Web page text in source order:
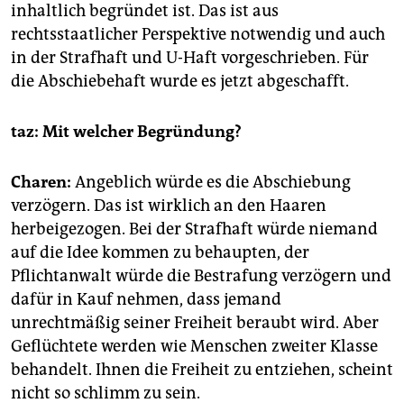
inhaltlich begründet ist. Das ist aus
rechtsstaatlicher Perspektive notwendig und auch
in der Strafhaft und U-Haft vorgeschrieben. Für
die Abschiebehaft wurde es jetzt abgeschafft.
taz: Mit welcher Begründung?
Charen: Angeblich würde es die Abschiebung
verzögern. Das ist wirklich an den Haaren
herbeigezogen. Bei der Strafhaft würde niemand
auf die Idee kommen zu behaupten, der
Pflichtanwalt würde die Bestrafung verzögern und
dafür in Kauf nehmen, dass jemand
unrechtmäßig seiner Freiheit beraubt wird. Aber
Geflüchtete werden wie Menschen zweiter Klasse
behandelt. Ihnen die Freiheit zu entziehen, scheint
nicht so schlimm zu sein.